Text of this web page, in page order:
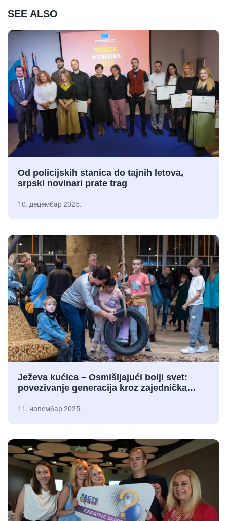
SEE ALSO
Od policijskih stanica do tajnih letova,
srpski novinari prate trag
10. децембар 2025.
Ježeva kućica – Osmišljajući bolji svet:
povezivanje generacija kroz zajednička…
11. новембар 2025.